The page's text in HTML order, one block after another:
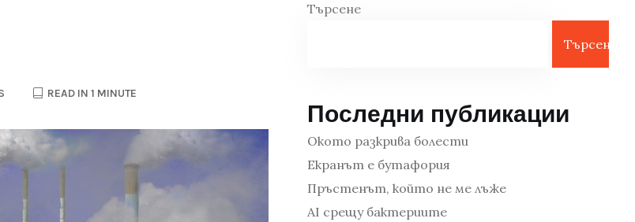
READ IN 1 MINUTE
Търсене
Търсене
Последни публикации
Окото разкрива болести
Екранът е бутафория
Пръстенът, който не ме лъже
AI срещу бактериите